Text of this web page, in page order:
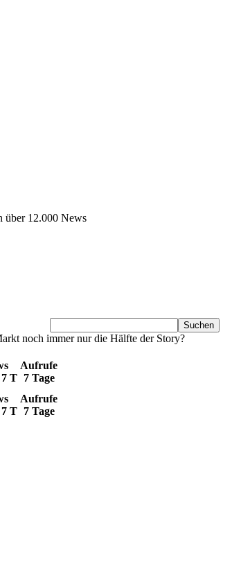
über 12.000 News
noch immer nur die Hälfte der Story?
7 T
Aufrufe
7 Tage
7 T
Aufrufe
7 Tage